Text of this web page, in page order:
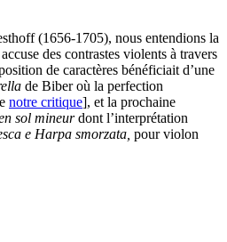
(1656-1705), nous entendions la
des contrastes violents à travers
de caractères bénéficiait d’une
de Biber où la perfection
notre critique], et la prochaine
sol mineurdont l’interprétation
e Harpa smorzata, pour violon